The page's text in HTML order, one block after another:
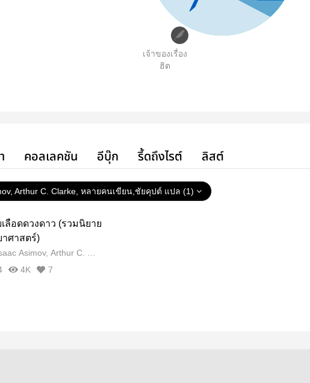
เจ้าของเรื่อง
ฮิต
คอลเลคชัน อีบุ๊ก รี้ดถึงไรต์ ลิสต์
Arthur C. Clarke, หลายคนเขียน,ชัยคุปต์ แปล (1)
เลือดดวงดาว (รวมนิยาย
าศาสตร์)
Asimov, Arthur C. Cla
หลายคนเขียน,ชัยคุปต์ แป
4K 7